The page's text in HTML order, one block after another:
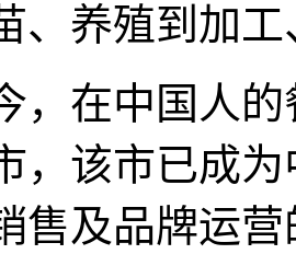
、养殖到加
在中国人的
，该市已成
售及品牌运